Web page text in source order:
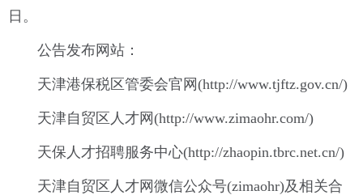
日。
公告发布网站：
天津港保税区管委会官网(http://www.tjftz.gov.cn/)
天津自贸区人才网(http://www.zimaohr.com/)
天保人才招聘服务中心(http://zhaopin.tbrc.net.cn/)
天津自贸区人才网微信公众号(zimaohr)及相关合